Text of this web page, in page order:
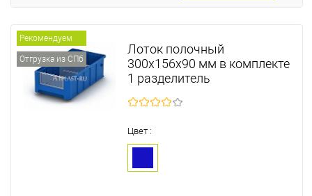
Рекомендуем
Отгрузка из СПб
Лоток полочный
300х156х90 мм в комплекте
1 разделитель
Цвет :